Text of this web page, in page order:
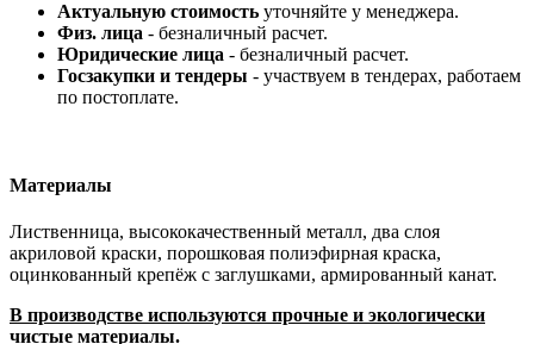
Актуальную стоимость уточняйте у менеджера.
Физ. лица - безналичный расчет.
Юридические лица - безналичный расчет.
Госзакупки и тендеры - участвуем в тендерах, работаем
по постоплате.
Материалы
Лиственница, высококачественный металл, два слоя
акриловой краски, порошковая полиэфирная краска,
оцинкованный крепёж с заглушками, армированный канат.
В производстве используются прочные и экологически
чистые материалы.